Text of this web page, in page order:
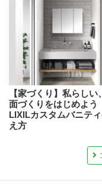
【家づくり】私らしい
面づくりをはじめよう
LIXILカスタムバニテ
え方